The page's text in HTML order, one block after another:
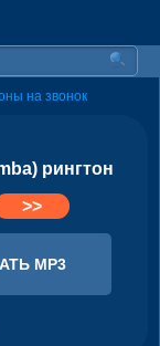
на звонок
рингтон
>>
MP3